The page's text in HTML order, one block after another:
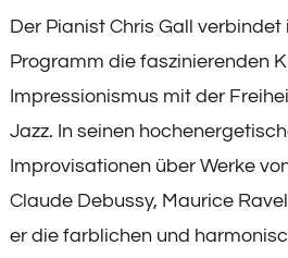
Der Pianist Chris Gall verbindet
Programm die faszinierenden
Impressionismus mit der
Jazz. In seinen
Improvisationen über Werke
Claude Debussy, Maurice
er die farblichen und